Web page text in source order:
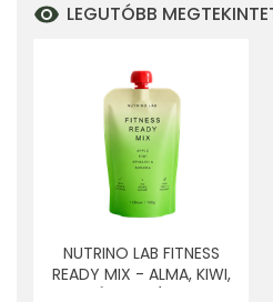
LEGUTÓBB
NUTRINO LAB FITNESS
READY MIX - ALMA, KIWI,